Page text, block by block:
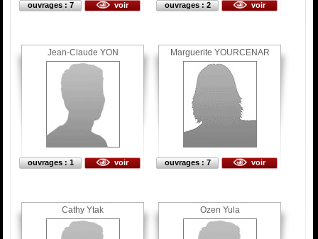
ouvrages : 7 voir ouvrages : 2 voir
Jean-Claude YON
ouvrages : 1 voir
Marguerite YOURCENAR
ouvrages : 7 voir
Cathy Ytak Ozen Yula